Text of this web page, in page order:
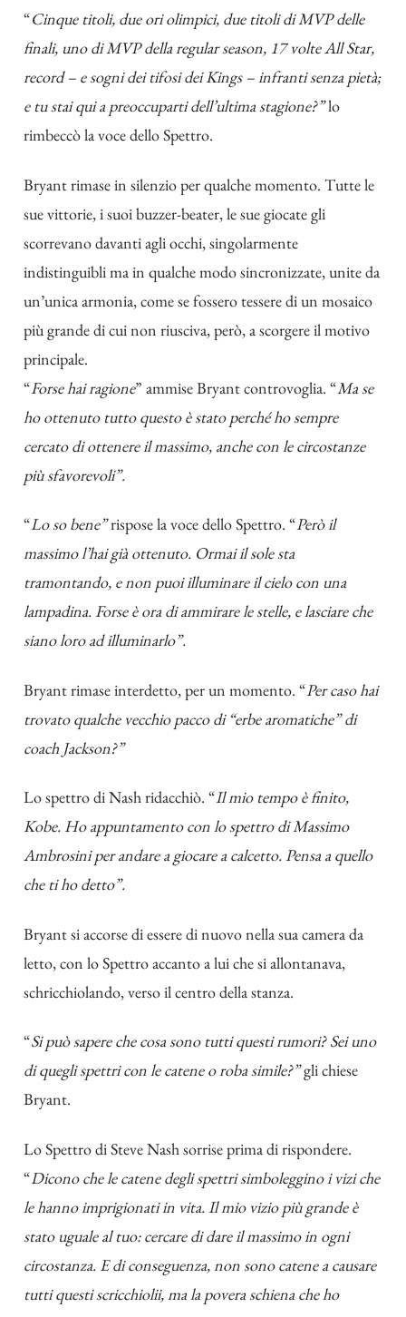
“Cinque titoli, due ori olimpici, due titoli di MVP delle
finali, uno di MVP della regular season, 17 volte All Star,
record – e sogni dei tifosi dei Kings – infranti senza pietà;
e tu stai qui a preoccuparti dell’ultima stagione?”lo
rimbeccò la voce dello Spettro.
Bryant rimase in silenzio per qualche momento. Tutte le
sue vittorie, i suoi buzzer-beater, le sue giocate gli
scorrevano davanti agli occhi, singolarmente
indistinguibli ma in qualche modo sincronizzate, unite da
un’unica armonia, come se fossero tessere di un mosaico
più grande di cui non riusciva, però, a scorgere il motivo
principale.
“Forse hai ragione” ammise Bryant controvoglia. “Ma se
ho ottenuto tutto questo è stato perché ho sempre
cercato di ottenere il massimo, anche con le circostanze
più sfavorevoli”.
“Lo so bene”rispose la voce dello Spettro. “Però il
massimo l’hai già ottenuto. Ormai il sole sta
tramontando, e non puoi illuminare il cielo con una
lampadina. Forse è ora di ammirare le stelle, e lasciare che
siano loro ad illuminarlo”.
Bryant rimase interdetto, per un momento. “Per caso hai
trovato qualche vecchio pacco di “erbe aromatiche” di
coach Jackson?”
Lo spettro di Nash ridacchiò. “Il mio tempo è finito,
Kobe. Ho appuntamento con lo spettro di Massimo
Ambrosini per andare a giocare a calcetto. Pensa a quello
che ti ho detto”.
Bryant si accorse di essere di nuovo nella sua camera da
letto, con lo Spettro accanto a lui che si allontanava,
schricchiolando, verso il centro della stanza.
“Si può sapere che cosa sono tutti questi rumori? Sei uno
di quegli spettri con le catene o roba simile?”gli chiese
Bryant.
Lo Spettro di Steve Nash sorrise prima di rispondere.
“Dicono che le catene degli spettri simboleggino i vizi che
le hanno imprigionati in vita. Il mio vizio più grande è
stato uguale al tuo: cercare di dare il massimo in ogni
circostanza. E di conseguenza, non sono catene a causare
tutti questi scricchiolii, ma la povera schiena che ho